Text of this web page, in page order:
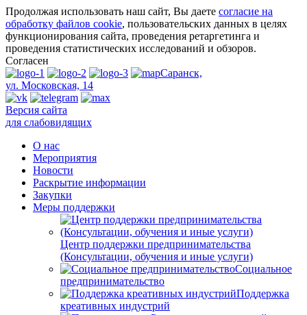
Продолжая использовать наш сайт, Вы даете согласие на
обработку файлов cookie, пользовательских данных в целях
функционирования сайта, проведения ретаргетинга и
проведения статистических исследований и обзоров.
Согласен
Саранск,
ул. Московская, 14
Версия сайта
для слабовидящих
О нас
Мероприятия
Новости
Раскрытие информации
Закупки
Меры поддержки
Центр поддержки предпринимательства
(Консультации, обучения и иные услуги)
Социальное
предпринимательство
Поддержка
креативных индустрий